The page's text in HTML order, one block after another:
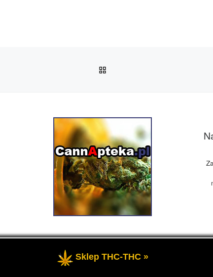
- Medyczna marihuana, olej CBD, THC, informacje.
Sklep THC-THC »